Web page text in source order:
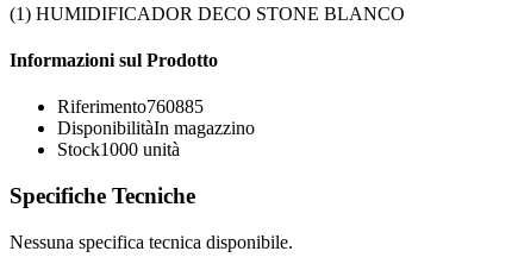
(1) HUMIDIFICADOR DECO STONE BLANCO
Informazioni sul Prodotto
Riferimento760885
DisponibilitàIn magazzino
Stock1000 unità
Specifiche Tecniche
Nessuna specifica tecnica disponibile.